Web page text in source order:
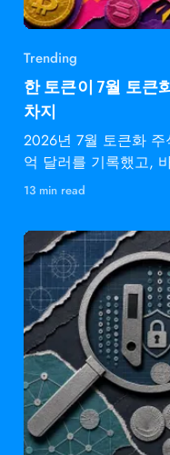
Trending
한 토큰이 7월 토큰
차지
2026년 7월 토큰화 주
억 달러를 기록했고,
러를
13 min read